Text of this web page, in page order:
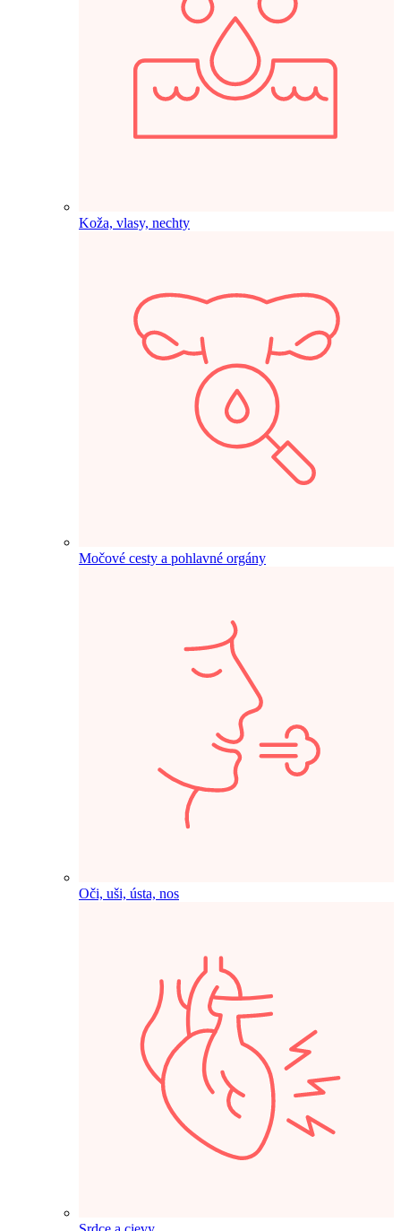
Koža, vlasy, nechty
Močové cesty a pohlavné orgány
Oči, uši, ústa, nos